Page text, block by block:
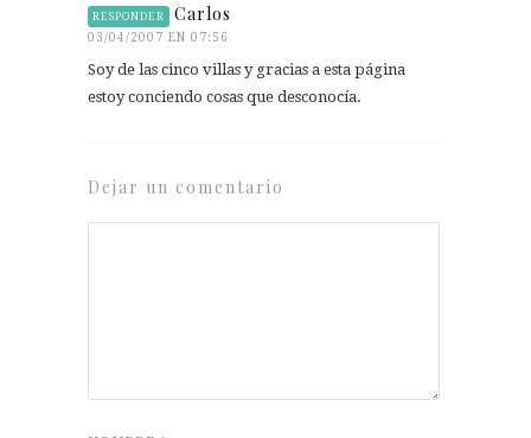
RESPONDER Carlos
03/04/2007 EN 07:56
Soy de las cinco villas y gracias a esta página
estoy conciendo cosas que desconocía.
Dejar un comentario